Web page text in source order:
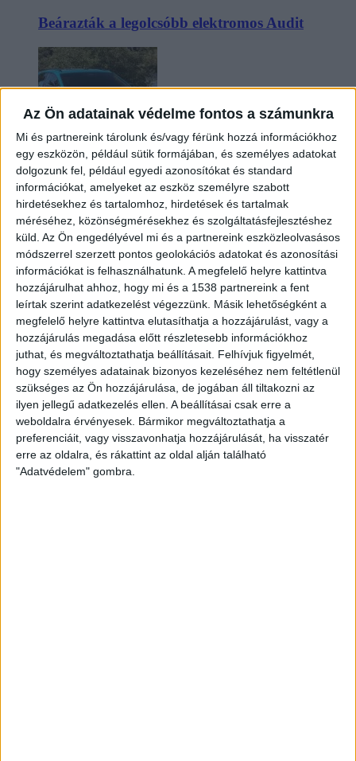
Az Ön adatainak védelme fontos a számunkra
Mi és partnereink tárolunk és/vagy férünk hozzá információkhoz
egy eszközön, például sütik formájában, és személyes adatokat
dolgozunk fel, például egyedi azonosítókat és standard
információkat, amelyeket az eszköz személyre szabott
hirdetésekhez és tartalomhoz, hirdetések és tartalmak
méréséhez, közönségmérésekhez és szolgáltatásfejlesztéshez
küld. Az Ön engedélyével mi és a partnereink eszközleolvasásos
módszerrel szerzett pontos geolokációs adatokat és azonosítási
információkat is felhasználhatunk. A megfelelő helyre kattintva
hozzájárulhat ahhoz, hogy mi és a 1538 partnereink a fent
leírtak szerint adatkezelést végezzünk. Másik lehetőségként a
megfelelő helyre kattintva elutasíthatja a hozzájárulást, vagy a
hozzájárulás megadása előtt részletesebb információkhoz
juthat, és megváltoztathatja beállításait. Felhívjuk figyelmét,
hogy személyes adatainak bizonyos kezeléséhez nem feltétlenül
szükséges az Ön hozzájárulása, de jogában áll tiltakozni az
ilyen jellegű adatkezelés ellen. A beállításai csak erre a
weboldalra érvényesek. Bármikor megváltoztathatja a
preferenciáit, vagy visszavonhatja hozzájárulását, ha visszatér
erre az oldalra, és rákattint az oldal alján található
"Adatvédelem" gombra.
Beárazták a legolcsóbb elektromos Audit
Két év sem kellett: máris nyugdíjba küldi utolsó
amerikai villanyautóját a Honda
Kilencmillió alatt indul a legolcsóbb elektromos
Volkswagen